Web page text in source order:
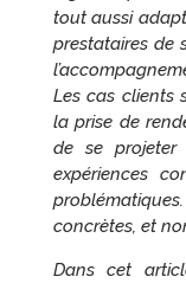
tout aussi
prestataires de
Les cas clients
la prise de
de se
expériences
concrètes, et
Dans cet